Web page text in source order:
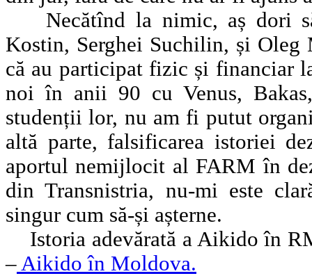
Necătînd la nimic, aș dori
Kostin, Serghei Suchilin, și
că au participat fizic și financiar
noi în anii 90 cu Venus,
studenții lor, nu am fi putut
altă parte, falsificarea istoriei
aportul nemijlocit al FARM în
din Transnistria, nu-mi este
singur cum să-și așterne.
Istoria adevărată a Aikido în
– Aikido în Moldova.